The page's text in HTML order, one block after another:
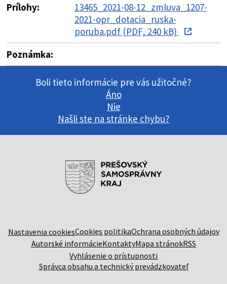
Prílohy:
13465_2021-08-12_zmluva_1207-
2021-opr_dotacia_ruska-
poruba.pdf (PDF, 240 kB)
Poznámka:
Boli tieto informácie pre vás užitočné?
Áno
Nie
Našli ste na stránke chybu?
Nastavenia cookiesCookies politikaOchrana osobných údajov
Autorské informácieKontaktyMapa stránokRSS
Vyhlásenie o prístupnosti
Správca obsahu a technický prevádzkovateľ